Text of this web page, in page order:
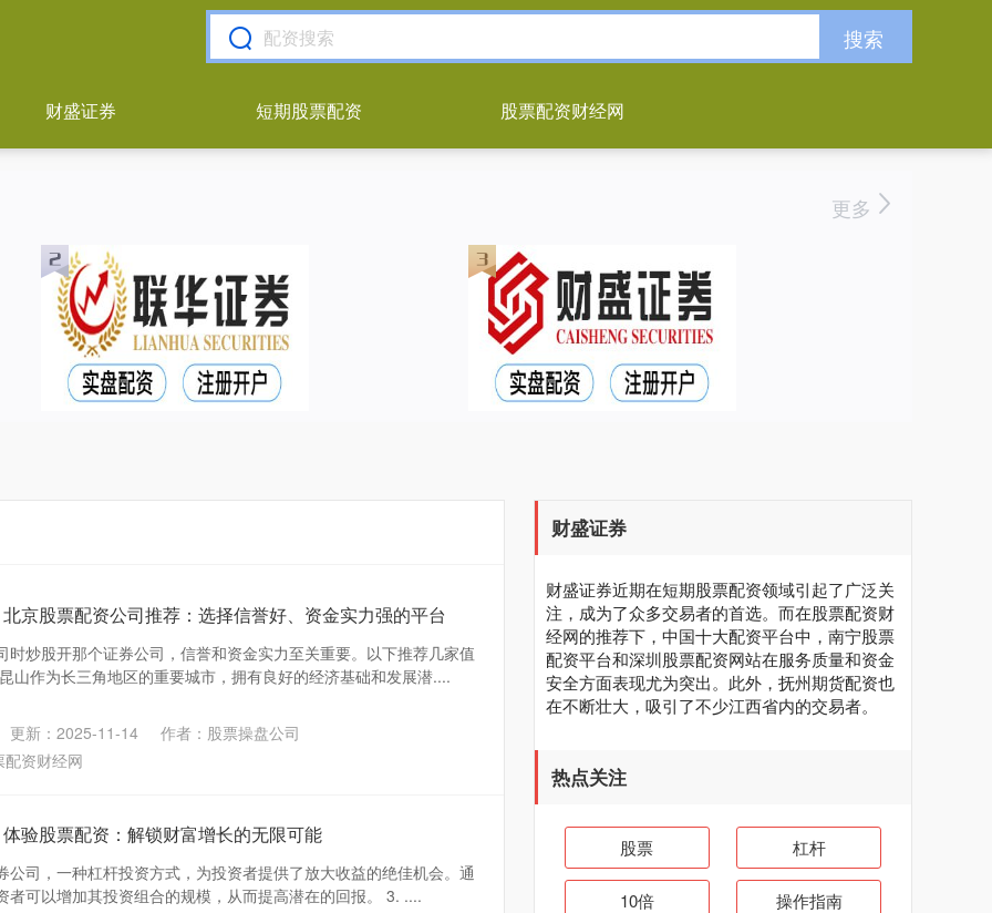
搜索
财盛证券 短期股票配资 股票配资财经网
更多
京股票配资公司推荐：选择信誉好、资金实力强的平台
时炒股开那个证券公司，信誉和资金实力至关重要。以下推荐几家值
山作为长三角地区的重要城市，拥有良好的经济基础和发展潜....
更新：2025-11-14
作者：股票操盘公司
配资财经网
验股票配资：解锁财富增长的无限可能
公司，一种杠杆投资方式，为投资者提供了放大收益的绝佳机会。通
者可以增加其投资组合的规模，从而提高潜在的回报。 3. ....
财盛证券
财盛证券近期在短期股票配资领域引起了广泛关
注，成为了众多交易者的首选。而在股票配资财
经网的推荐下，中国十大配资平台中，南宁股票
配资平台和深圳股票配资网站在服务质量和资金
安全方面表现尤为突出。此外，抚州期货配资也
在不断壮大，吸引了不少江西省内的交易者。
热点关注
股票 杠杆
10倍 操作指南